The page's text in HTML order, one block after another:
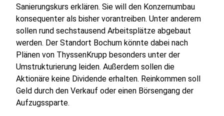
Sanierungskurs erklären. Sie will den Konzernumbau
konsequenter als bisher vorantreiben. Unter anderem
sollen rund sechstausend Arbeitsplätze abgebaut
werden. Der Standort Bochum könnte dabei nach
Plänen von ThyssenKrupp besonders unter der
Umstrukturierung leiden. Außerdem sollen die
Aktionäre keine Dividende erhalten. Reinkommen soll
Geld durch den Verkauf oder einen Börsengang der
Aufzugssparte.